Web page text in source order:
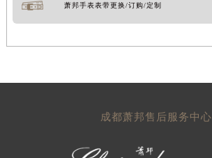
萧邦手表表带更换/订购/定制
成都萧邦售后服务中心